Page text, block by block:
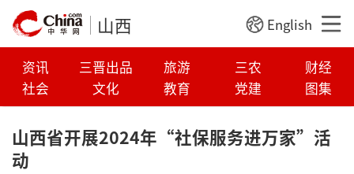
山西 English
资讯 三晋出品 旅游 三农
财经
社会
文化 教育 党建 图集
山西省开展2024年“社保服务进万家”活
动